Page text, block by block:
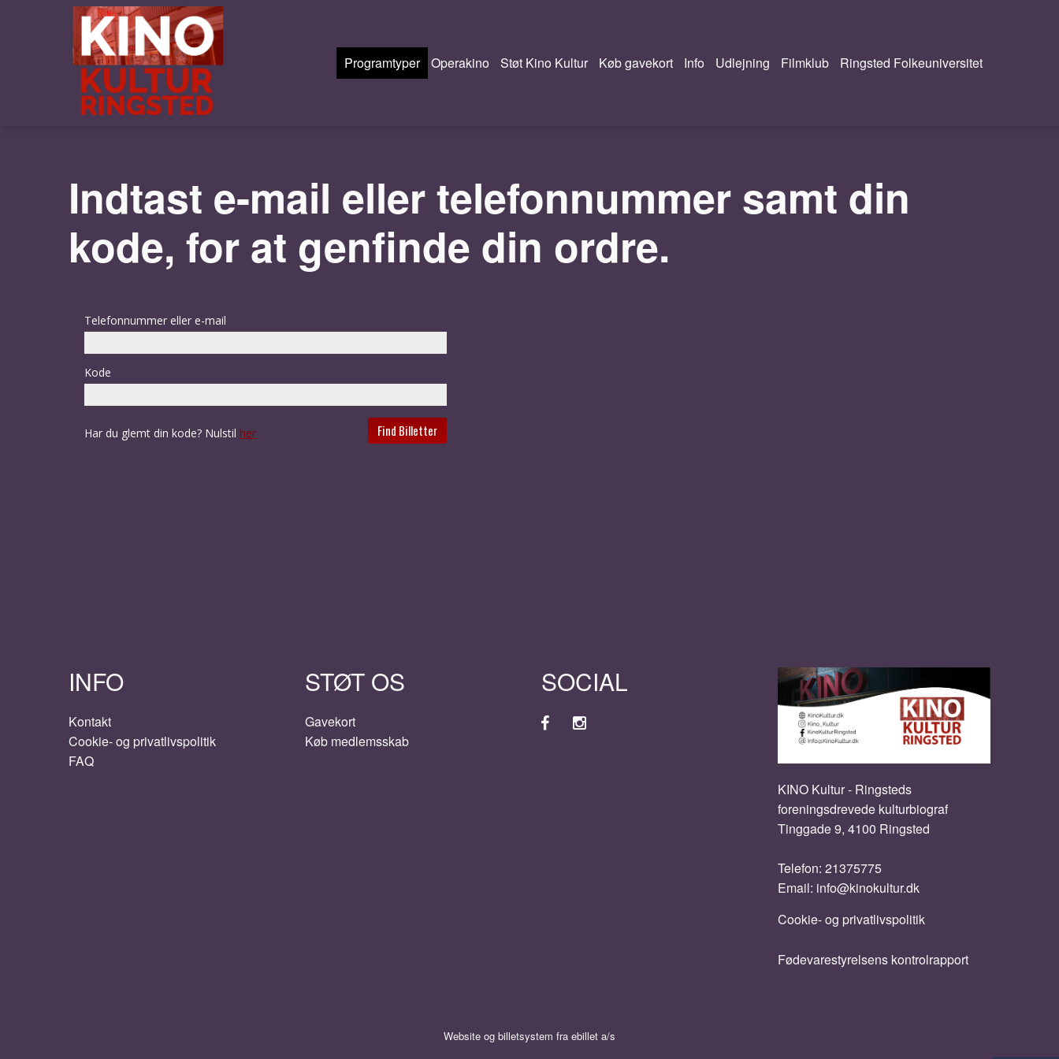
Programtyper Operakino Støt Kino Kultur Køb gavekort Info Udlejning Filmklub Ringsted Folkeuniversitet
Indtast e-mail eller telefonnummer samt din
kode, for at genfinde din ordre.
INFO
Kontakt
Cookie- og privatlivspolitik
FAQ
STØT OS
Gavekort
Køb medlemsskab
SOCIAL
KINO Kultur - Ringsteds
foreningsdrevede kulturbiograf
Tinggade 9, 4100 Ringsted
Telefon: 21375775
Email: info@kinokultur.dk
Cookie- og privatlivspolitik
Fødevarestyrelsens kontrolrapport
Website og billetsystem fra ebillet a/s